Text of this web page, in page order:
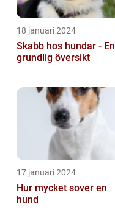
18 januari 2024
Skabb hos hundar - En
grundlig översikt
17 januari 2024
Hur mycket sover en
hund